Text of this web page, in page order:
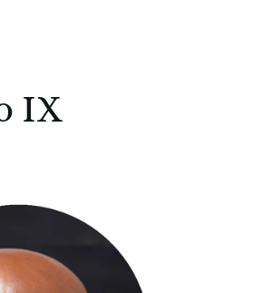
IX